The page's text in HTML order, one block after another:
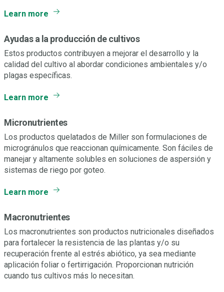
Learn more
Ayudas a la producción de cultivos
Estos productos contribuyen a mejorar el desarrollo y la
calidad del cultivo al abordar condiciones ambientales y/o
plagas específicas.
Learn more
Micronutrientes
Los productos quelatados de Miller son formulaciones de
microgránulos que reaccionan químicamente. Son fáciles de
manejar y altamente solubles en soluciones de aspersión y
sistemas de riego por goteo.
Learn more
Macronutrientes
Los macronutrientes son productos nutricionales diseñados
para fortalecer la resistencia de las plantas y/o su
recuperación frente al estrés abiótico, ya sea mediante
aplicación foliar o fertirrigación. Proporcionan nutrición
cuando tus cultivos más lo necesitan.